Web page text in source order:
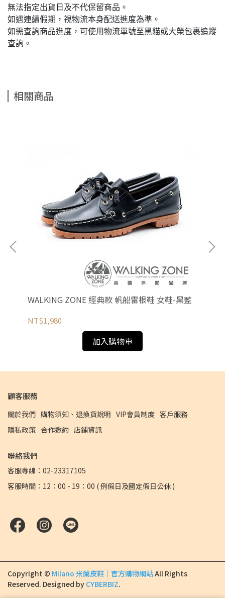
無法指定出貨日及不代保留商品。
如遇連續假期，視物流本身配送進度為準。
如需查詢商品進度，可使用物流單號至黑貓或大榮包裹追蹤
查詢。
相關商品
WALKING ZONE 經典款 帆船雷根鞋 女鞋-黑藍
NT$1,980
加入購物車
顧客服務
關於我們 購物須知、退換貨說明 VIP會員制度 客戶服務
隱私政策 合作邀約 店鋪資訊
聯絡我們
客服專線：02-23317105
客服時間：12：00 - 19：00 ( 例假日及國定假日公休 )
Copyright © Milano 米蘭皮鞋｜官方購物網站All Rights
Reserved. Designed by CYBERBIZ.